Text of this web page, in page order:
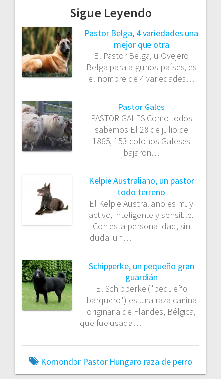
Sigue Leyendo
Pastor Belga, 4 variedades una
mejor que otra
El Pastor Belga, u Ovejero
Belga para algunos países, es
el nombre de 4 variedades…
Pastor Gales
PASTOR GALES Como todos
sabemos El 28 de julio de
1865, 153 colonos Galeses
bajaron…
Kelpie Australiano, un pastor
todo terreno
El Kelpie Australiano es muy
activo, inteligente y sensible.
Con esta personalidad, sin
duda, un…
Schipperke, un pequeño gran
guardián
El Schipperke ("pequeño
barquero") es una raza canina
originaria de Flandes, Bélgica,
que fue usada…
Komondor Pastor Hungaro raza de perro